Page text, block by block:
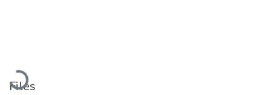
Loading...
Files